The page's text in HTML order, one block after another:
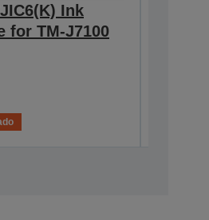
Ink
for TM-J7100